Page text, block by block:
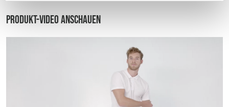
Produkt-Video anschauen